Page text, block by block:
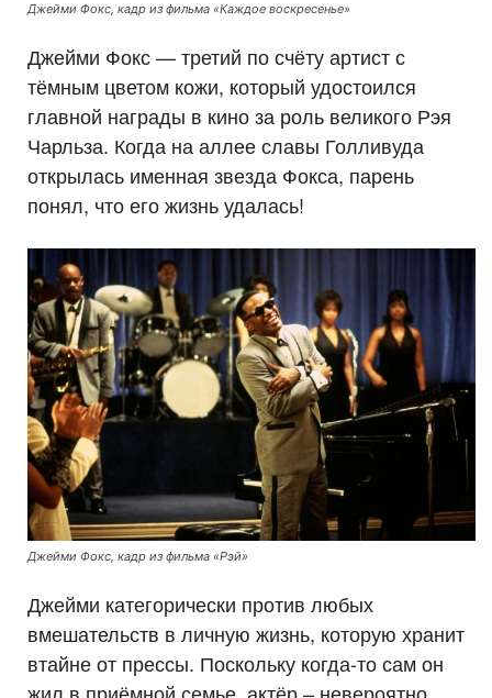
Джейми Фокс, кадр из фильма «Каждое воскресенье»
Джейми Фокс — третий по счёту артист с
тёмным цветом кожи, который удостоился
главной награды в кино за роль великого Рэя
Чарльза. Когда на аллее славы Голливуда
открылась именная звезда Фокса, парень
понял, что его жизнь удалась!
Джейми Фокс, кадр из фильма «Рэй»
Джейми категорически против любых
вмешательств в личную жизнь, которую хранит
втайне от прессы. Поскольку когда-то сам он